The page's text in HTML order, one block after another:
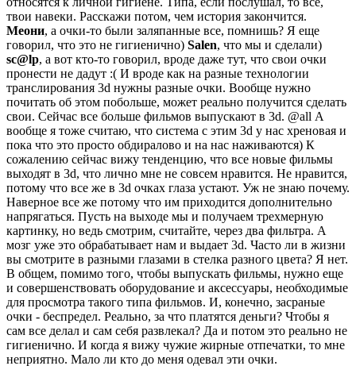
твои навеки. Расскажи потом, чем история закончится.
Меони, а очки-то были заляпанные все, помнишь? Я еще
говорил, что это не гигиенично) Salen, что мы и сделали)
sc@lp, а вот кто-то говорил, вроде даже тут, что свои очки
пронести не дадут :( И вроде как на разные технологии
транслирования 3d нужны разные очки. Вообще нужно
почитать об этом побольше, может реально получится сделать
свои. Сейчас все больше фильмов выпускают в 3d. @all А
вообще я тоже считаю, что система с этим 3d у нас хреновая и
пока что это просто обдиралово и на нас наживаются) К
сожалению сейчас вижу тенденцию, что все новые фильмы
выходят в 3d, что лично мне не совсем нравится. Не нравится,
потому что все же в 3d очках глаза устают. Уж не знаю почему.
Наверное все же потому что им приходится дополнительно
напрягаться. Пусть на выходе мы и получаем трехмерную
картинку, но ведь смотрим, считайте, через два фильтра. А
мозг уже это обрабатывает нам и выдает 3d. Часто ли в жизни
вы смотрите в разными глазами в стелка разного цвета? Я нет.
В общем, помимо того, чтобы выпускать фильмы, нужно еще
и совершенствовать оборудование и аксессуары, необходимые
для просмотра такого типа фильмов. И, конечно, засраные
очки - беспредел. Реально, за что платятся деньги? Чтобы я
сам все делал и сам себя развлекал? Да и потом это реально не
гигиенично. И когда я вижу чужие жирные отпечатки, то мне
неприятно. Мало ли кто до меня одевал эти очки.